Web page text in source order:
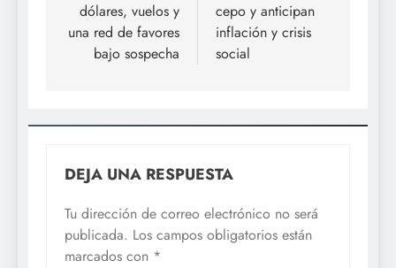
dólares, vuelos y
una red de favores
bajo sospecha
cepo y anticipan
inflación y crisis
social
DEJA UNA RESPUESTA
Tu dirección de correo electrónico no será
publicada. Los campos obligatorios están
marcados con *